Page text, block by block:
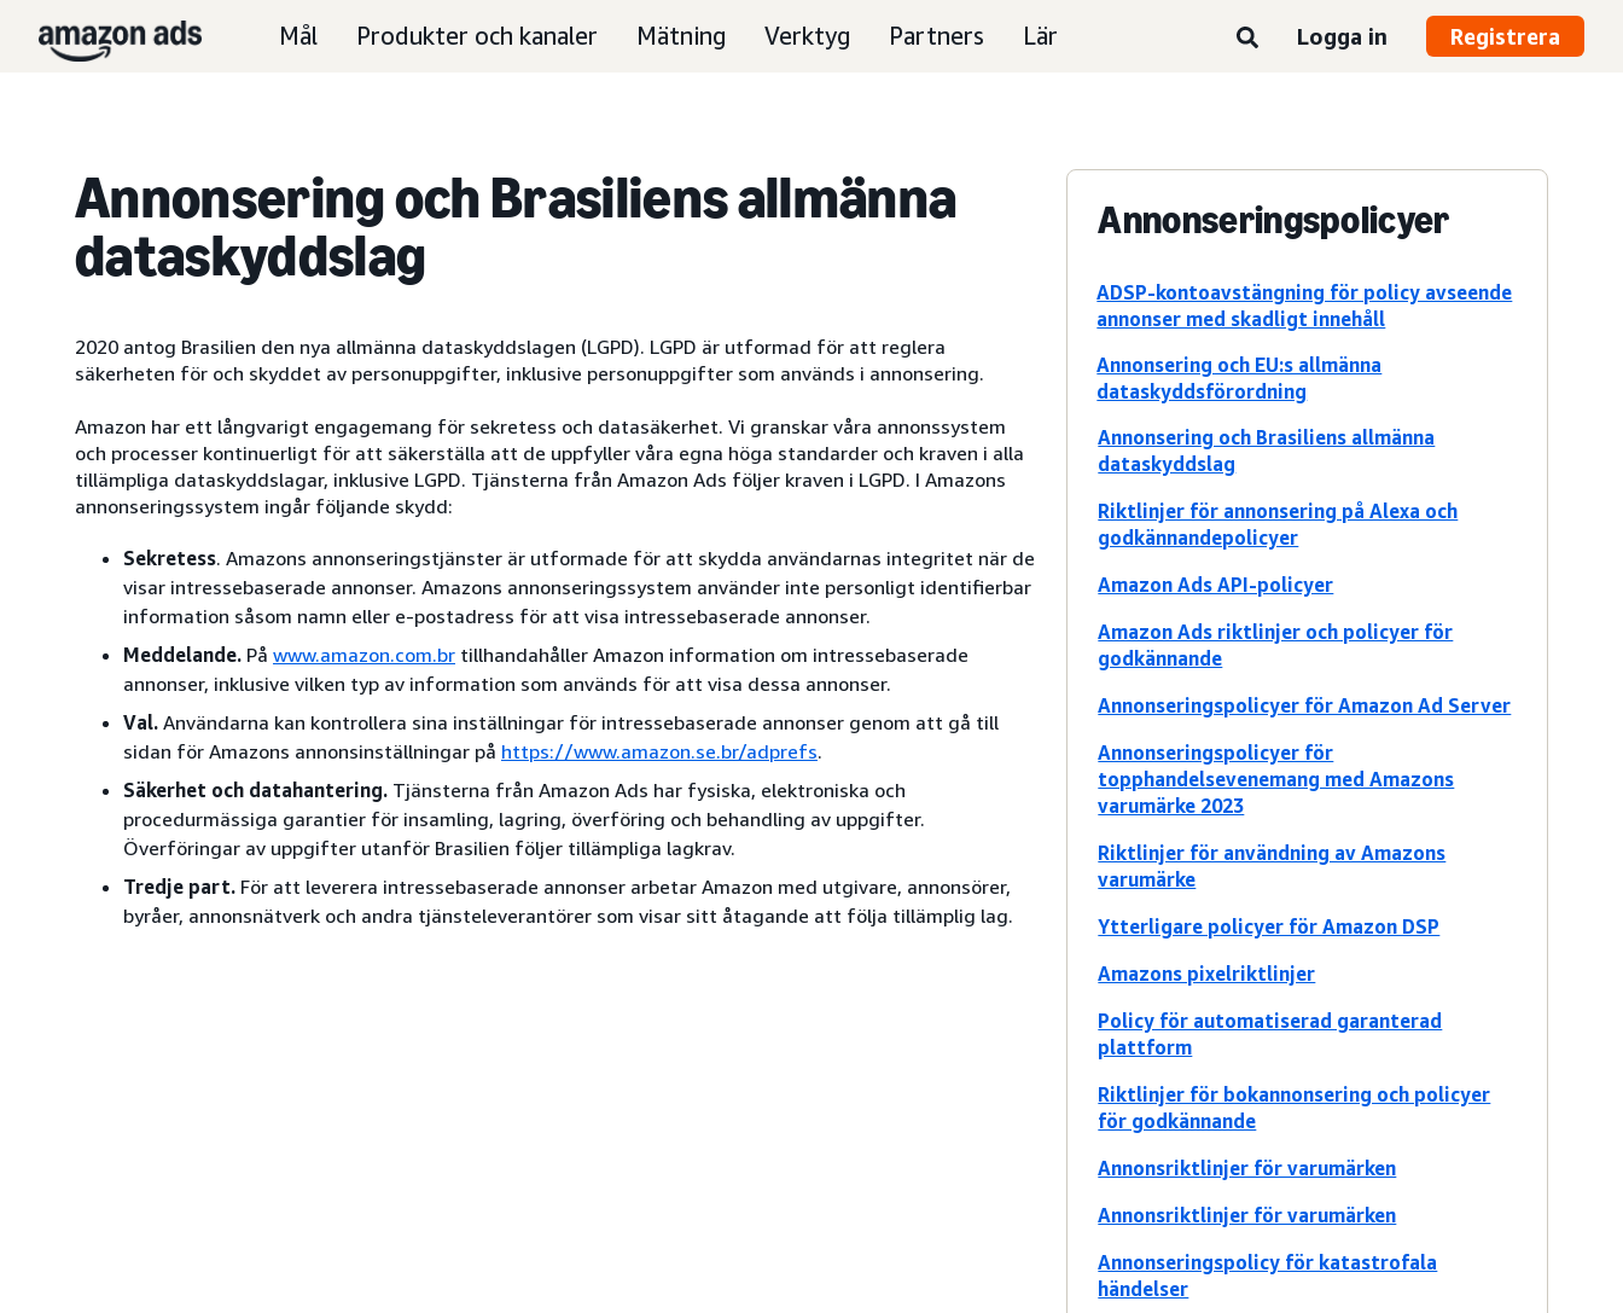
Mål Produkter och kanaler Mätning Verktyg Partners Lär Logga in Registrera
Annonsering och Brasiliens allmänna
dataskyddslag
2020 antog Brasilien den nya allmänna dataskyddslagen (LGPD). LGPD är utformad för att reglera
säkerheten för och skyddet av personuppgifter, inklusive personuppgifter som används i annonsering.
Amazon har ett långvarigt engagemang för sekretess och datasäkerhet. Vi granskar våra annonssystem
och processer kontinuerligt för att säkerställa att de uppfyller våra egna höga standarder och kraven i alla
tillämpliga dataskyddslagar, inklusive LGPD. Tjänsterna från Amazon Ads följer kraven i LGPD. I Amazons
annonseringssystem ingår följande skydd:
Sekretess. Amazons annonseringstjänster är utformade för att skydda användarnas integritet när de
visar intressebaserade annonser. Amazons annonseringssystem använder inte personligt identifierbar
information såsom namn eller e-postadress för att visa intressebaserade annonser.
Meddelande. På www.amazon.com.br tillhandahåller Amazon information om intressebaserade
annonser, inklusive vilken typ av information som används för att visa dessa annonser.
Val. Användarna kan kontrollera sina inställningar för intressebaserade annonser genom att gå till
sidan för Amazons annonsinställningar på https://www.amazon.se.br/adprefs.
Säkerhet och datahantering. Tjänsterna från Amazon Ads har fysiska, elektroniska och
procedurmässiga garantier för insamling, lagring, överföring och behandling av uppgifter.
Överföringar av uppgifter utanför Brasilien följer tillämpliga lagkrav.
Tredje part. För att leverera intressebaserade annonser arbetar Amazon med utgivare, annonsörer,
byråer, annonsnätverk och andra tjänsteleverantörer som visar sitt åtagande att följa tillämplig lag.
Annonseringspolicyer
ADSP-kontoavstängning för policy avseende
annonser med skadligt innehåll
Annonsering och EU:s allmänna
dataskyddsförordning
Annonsering och Brasiliens allmänna
dataskyddslag
Riktlinjer för annonsering på Alexa och
godkännandepolicyer
Amazon Ads API-policyer
Amazon Ads riktlinjer och policyer för
godkännande
Annonseringspolicyer för Amazon Ad Server
Annonseringspolicyer för
topphandelsevenemang med Amazons
varumärke 2023
Riktlinjer för användning av Amazons
varumärke
Ytterligare policyer för Amazon DSP
Amazons pixelriktlinjer
Policy för automatiserad garanterad
plattform
Riktlinjer för bokannonsering och policyer
för godkännande
Annonsriktlinjer för varumärken
Annonsriktlinjer för varumärken
Annonseringspolicy för katastrofala
händelser